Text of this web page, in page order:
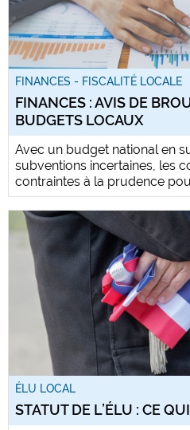
FINANCES - FISCALITÉ LOCALE
FINANCES : AVIS DE
BUDGETS LOCAUX
Avec un budget national en
subventions incertaines, les
contraintes à la prudence
ÉLU LOCAL
STATUT DE L’ÉLU : CE